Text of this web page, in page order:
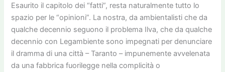
Esaurito il capitolo dei “fatti”, resta naturalmente tutto lo
spazio per le “opinioni”. La nostra, da ambientalisti che da
qualche decennio seguono il problema Ilva, che da qualche
decennio con Legambiente sono impegnati per denunciare
il dramma di una città – Taranto – impunemente avvelenata
da una fabbrica fuorilegge nella complicità o